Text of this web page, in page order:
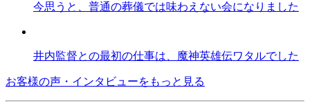
今思うと、普通の葬儀では味わえない会になりました
井内監督との最初の仕事は、魔神英雄伝ワタルでした
お客様の声・インタビューをもっと見る